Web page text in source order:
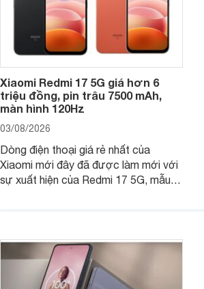
Xiaomi Redmi 17 5G giá hơn 6
triệu đồng, pin trâu 7500 mAh,
màn hình 120Hz
03/08/2026
Dòng điện thoại giá rẻ nhất của
Xiaomi mới đây đã được làm mới với
sự xuất hiện của Redmi 17 5G, mẫu